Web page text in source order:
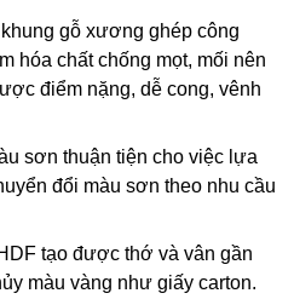
gỗ xương ghép công
hóa chất chống mọt, mối nên
điểm nặng, dễ cong, vênh
sơn thuận tiện cho việc lựa
đổi màu sơn theo nhu cầu
tạo được thớ và vân gần
màu vàng như giấy carton.